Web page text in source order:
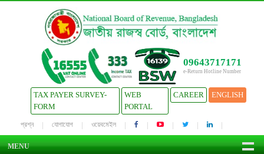
09643717171
e-Return Hotline Number
TAX PAYER SURVEY-
FORM
WEB
PORTAL
CAREER ENGLISH
প্রশ্ন যোগাযোগ ওয়েবমেইল
MENU